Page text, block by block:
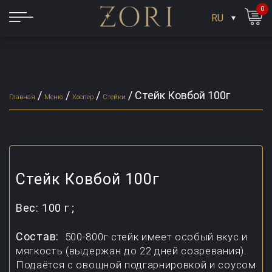
RU
0
Главная / Меню / Хоспер / Стейки / Стейк Ковбой 100г
Стейк Ковбой 100г
Вес: 100 г ;
Состав:
500-800г стейк имеет особый вкус и
мягкость (выдержан до 22 дней созревания).
Подаётся с овощной подгарнировкой и соусом